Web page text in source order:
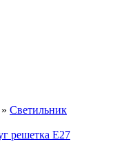
» Светильник